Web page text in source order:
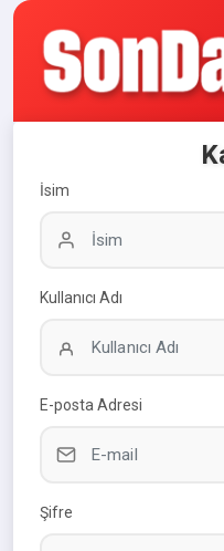
İsim
Kullanıcı Adı
E-posta Adresi
Şifre